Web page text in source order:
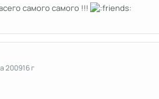
самого самого !!!
200916 г